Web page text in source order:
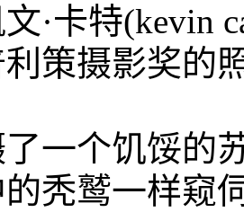
·卡特(kevin
策摄影奖的
一个饥馁的
秃鹫一样窥